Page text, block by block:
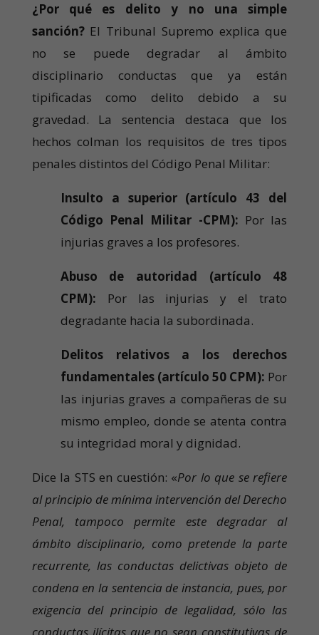
¿Por qué es delito y no una simple
sanción?El Tribunal Supremo explica que
no se puede degradar al ámbito
disciplinario conductas que ya están
tipificadas como delito debido a su
gravedad. La sentencia destaca que los
hechos colman los requisitos de tres tipos
penales distintos del Código Penal Militar:
Insulto a superior (artículo 43 del
Código Penal Militar -CPM): Por las
injurias graves a los profesores.
Abuso de autoridad (artículo 48
CPM): Por las injurias y el trato
degradante hacia la subordinada.
Delitos relativos a los derechos
fundamentales (artículo 50 CPM): Por
las injurias graves a compañeras de su
mismo empleo, donde se atenta contra
su integridad moral y dignidad.
Dice la STS en cuestión: «Por lo que se refiere
al principio de mínima intervención del Derecho
Penal, tampoco permite este degradar al
ámbito disciplinario, como pretende la parte
recurrente, las conductas delictivas objeto de
condena en la sentencia de instancia, pues, por
exigencia del principio de legalidad, sólo las